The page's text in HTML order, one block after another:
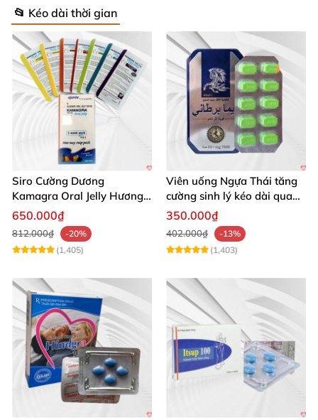
📂 Kéo dài thời gian
Siro Cường Dương
Kamagra Oral Jelly Hương
Trái Cây Một Hộp 7 Gói
650.000₫
812.000₫
-20%
(1,405)
Viên uống Ngựa Thái tăng
cường sinh lý kéo dài quan
hệ
350.000₫
402.000₫
-13%
(1,403)